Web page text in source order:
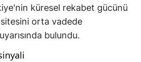
küresel rekabet gücünü
orta vadede
bulundu.